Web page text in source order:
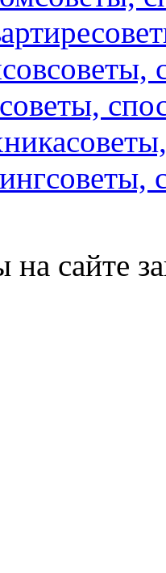
советы,
советы,
советы,
на сайте